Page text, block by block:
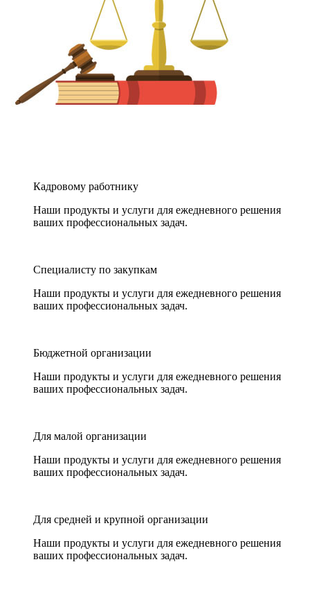
Кадровому работнику
Наши продукты и услуги для ежедневного решения
ваших профессиональных задач.
Специалисту по закупкам
Наши продукты и услуги для ежедневного решения
ваших профессиональных задач.
Бюджетной организации
Наши продукты и услуги для ежедневного решения
ваших профессиональных задач.
Для малой организации
Наши продукты и услуги для ежедневного решения
ваших профессиональных задач.
Для средней и крупной организации
Наши продукты и услуги для ежедневного решения
ваших профессиональных задач.